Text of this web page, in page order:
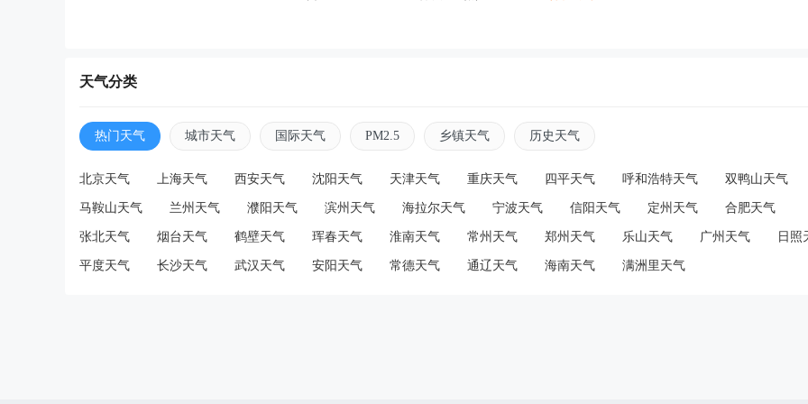
天气分类
热门天气 城市天气 国际天气 PM2.5 乡镇天气 历史天气
北京天气 上海天气 西安天气 沈阳天气 天津天气 重庆天气 四平天气 呼和浩特天气 双鸭山天气
马鞍山天气 兰州天气 濮阳天气 滨州天气 海拉尔天气 宁波天气 信阳天气 定州天气 合肥天气
张北天气 烟台天气 鹤壁天气 珲春天气 淮南天气 常州天气 郑州天气 乐山天气 广州天气 日照
平度天气 长沙天气 武汉天气 安阳天气 常德天气 通辽天气 海南天气 满洲里天气